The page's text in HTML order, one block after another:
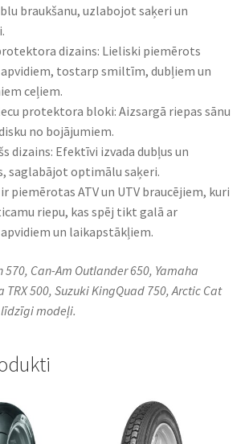
braukšanu, uzlabojot saķeri un
dizains: Lieliski piemērots
apvidiem, tostarp smiltīm, dubļiem un
ceļiem.
protektora bloki: Aizsargā riepas sānu
no bojājumiem.
dizains: Efektīvi izvada dubļus un
saglabājot optimālu saķeri.
piemērotas ATV un UTV braucējiem, kuri
riepu, kas spēj tikt galā ar
un laikapstākļiem.
Can-Am Outlander 650, Yamaha
TRX 500, Suzuki KingQuad 750, Arctic Cat
modeļi.